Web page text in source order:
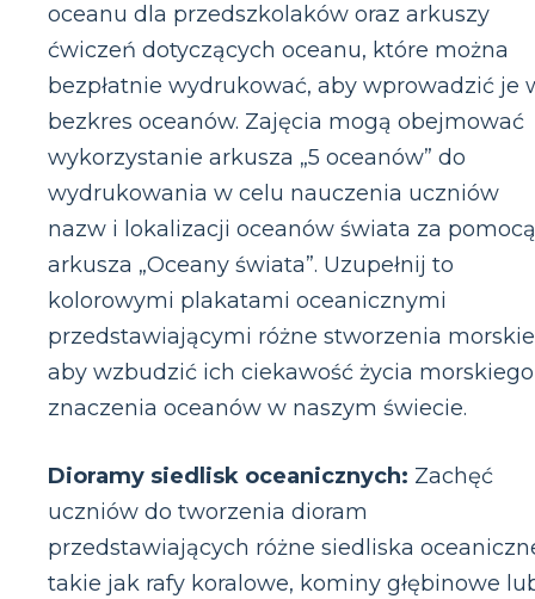
oceanu dla przedszkolaków oraz arkuszy
ćwiczeń dotyczących oceanu, które można
bezpłatnie wydrukować, aby wprowadzić je
bezkres oceanów. Zajęcia mogą obejmować
wykorzystanie arkusza „5 oceanów” do
wydrukowania w celu nauczenia uczniów
nazw i lokalizacji oceanów świata za pomocą
arkusza „Oceany świata”. Uzupełnij to
kolorowymi plakatami oceanicznymi
przedstawiającymi różne stworzenia
aby wzbudzić ich ciekawość życia
znaczenia oceanów w naszym świecie.
Dioramy siedlisk oceanicznych: Zachęć
uczniów do tworzenia dioram
przedstawiających różne siedliska
takie jak rafy koralowe, kominy głębinowe